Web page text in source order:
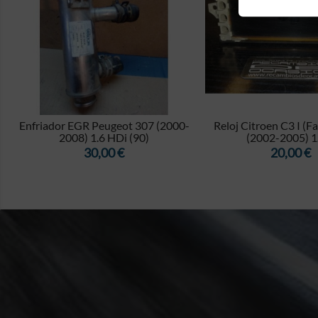
Enfriador EGR Peugeot 307 (2000-
2008) 1.6 HDi (90)
Precio
30,00 €

Reloj Citroen C3 I
(2002-2005)
Precio
20,00 €
